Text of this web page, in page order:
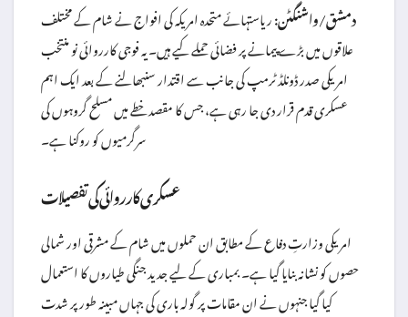
دمشق/واشنگٹن:ریاستہائے متحدہ امریکہ کی افواج نے شام کے مختلف
علاقوں میں بڑے پیمانے پر فضائی حملے کیے ہیں۔ یہ فوجی کارروائی نو منتخب
امریکی صدر ڈونلڈ ٹرمپ کی جانب سے اقتدار سنبھالنے کے بعد ایک اہم
عسکری قدم قرار دی جا رہی ہے، جس کا مقصد خطے میں مسلح گروہوں کی
سرگرمیوں کو روکنا ہے۔
عسکری کارروائی کی تفصیلات
امریکی وزارتِ دفاع کے مطابق ان حملوں میں شام کے مشرقی اور شمالی
حصوں کو نشانہ بنایا گیا ہے۔ بمباری کے لیے جدید جنگی طیاروں کا استعمال
کیا گیا جنہوں نے ان مقامات پر گولہ باری کی جہاں مبینہ طور پر شدت